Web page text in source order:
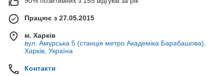
Працює з 27.05.2015
м. Харків
вул. Амурська 5 (станція метро Академіка Барабашова),
Харків, Україна
Контакти